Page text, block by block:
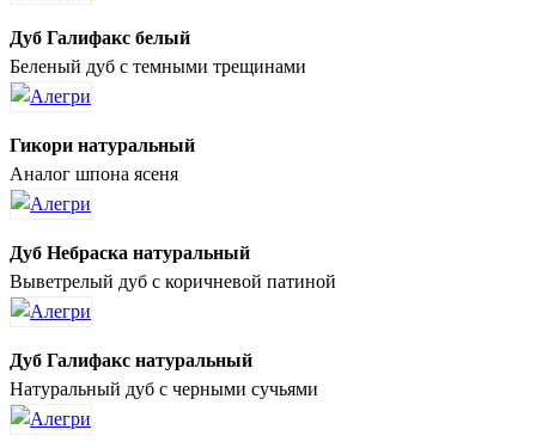
Дуб Галифакс белый
Беленый дуб с темными трещинами
Гикори натуральный
Аналог шпона ясеня
Дуб Небраска натуральный
Выветрелый дуб с коричневой патиной
Дуб Галифакс натуральный
Натуральный дуб с черными сучьями